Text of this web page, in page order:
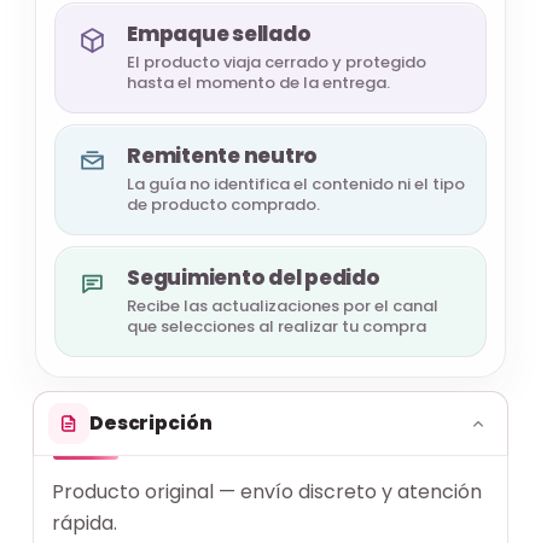
Empaque sellado
El producto viaja cerrado y protegido
hasta el momento de la entrega.
Remitente neutro
La guía no identifica el contenido ni el tipo
de producto comprado.
Seguimiento del pedido
Recibe las actualizaciones por el canal
que selecciones al realizar tu compra
Descripción
Producto original — envío discreto y atención
rápida.